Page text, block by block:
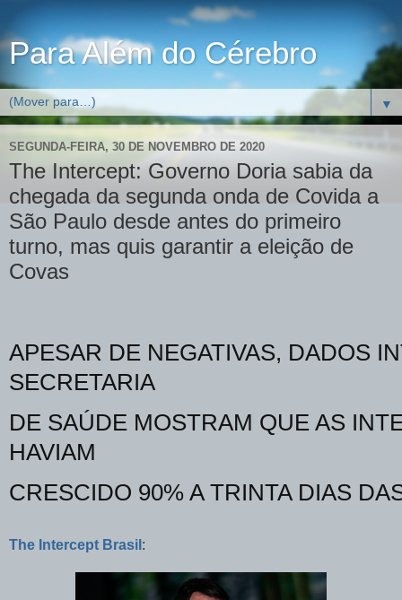
Para Além do Cérebro
▼
SEGUNDA-FEIRA, 30 DE NOVEMBRO DE 2020
The Intercept: Governo Doria sabia da
chegada da segunda onda de Covida a
São Paulo desde antes do primeiro
turno, mas quis garantir a eleição de
Covas
APESAR DE NEGATIVAS, DADOS
SECRETARIA
DE SAÚDE MOSTRAM QUE AS
HAVIAM
CRESCIDO 90% A TRINTA DIAS
The Intercept Brasil :